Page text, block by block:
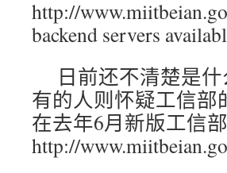
http://
backend servers
日前还不清楚是
有的人则怀疑工信
在去年6月新版工信
http://